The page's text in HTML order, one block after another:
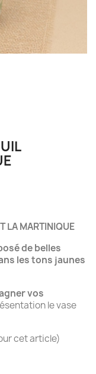
LA MARTINIQUE
de belles
les tons jaunes
vos
le vase
cet article)